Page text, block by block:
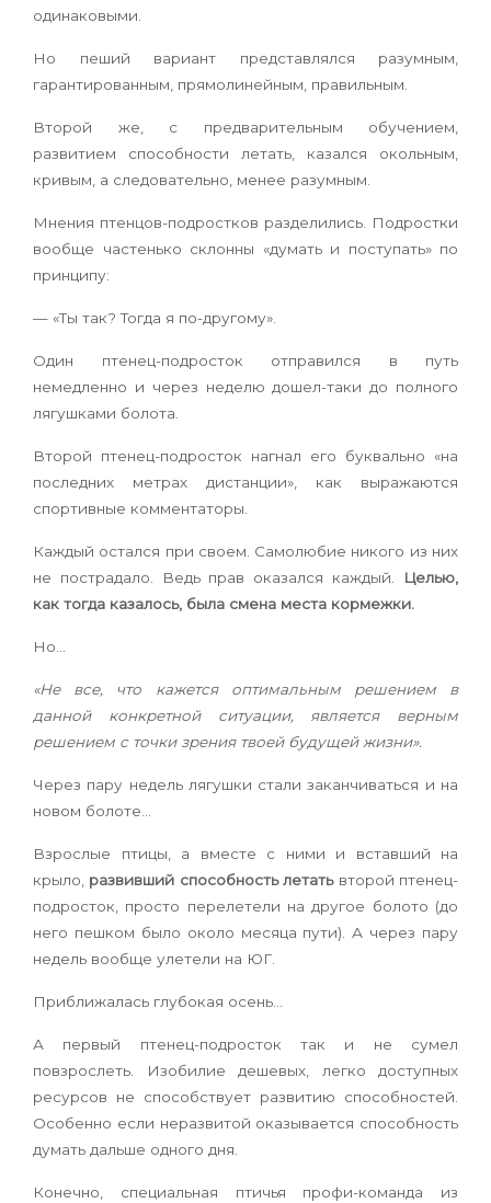
одинаковыми.
Но пеший вариант представлялся разумным,
гарантированным, прямолинейным, правильным.
Второй же, с предварительным обучением,
развитием способности летать, казался окольным,
кривым, а следовательно, менее разумным.
Мнения птенцов-подростков разделились. Подростки
вообще частенько склонны «думать и поступать» по
принципу:
— «Ты так? Тогда я по-другому».
Один птенец-подросток отправился в путь
немедленно и через неделю дошел-таки до полного
лягушками болота.
Второй птенец-подросток нагнал его буквально «на
последних метрах дистанции», как выражаются
спортивные комментаторы.
Каждый остался при своем. Самолюбие никого из них
не пострадало. Ведь прав оказался каждый.
Целью,
как тогда казалось, была смена места кормежки.
Но…
«Не все, что кажется оптимальным решением в
данной конкретной ситуации, является верным
решением с точки зрения твоей будущей жизни».
Через пару недель лягушки стали заканчиваться и на
новом болоте…
Взрослые птицы, а вместе с ними и вставший на
крыло, развивший способность летать второй птенец-
подросток, просто перелетели на другое болото (до
него пешком было около месяца пути). А через пару
недель вообще улетели на ЮГ.
Приближалась глубокая осень…
А первый птенец-подросток так и не сумел
повзрослеть. Изобилие дешевых, легко доступных
ресурсов не способствует развитию способностей.
Особенно если неразвитой оказывается способность
думать дальше одного дня.
Конечно, специальная птичья профи-команда из